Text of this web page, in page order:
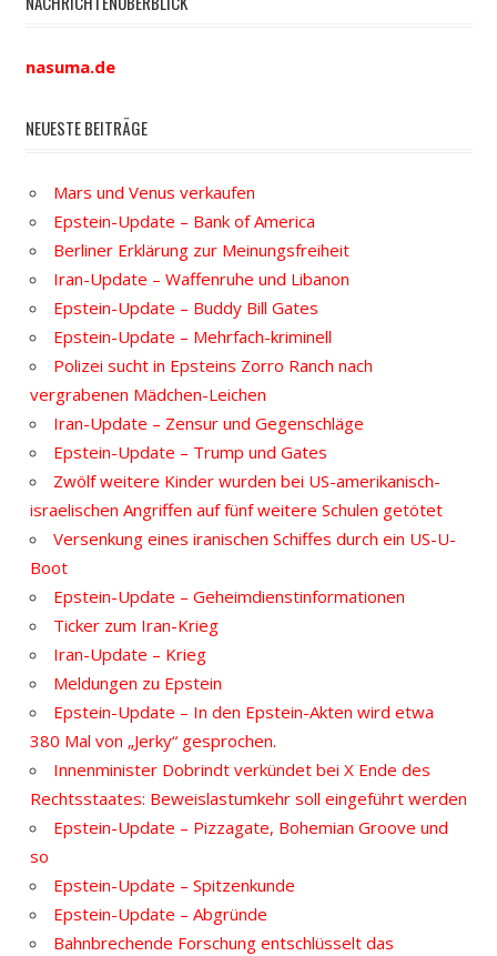
nasuma.de
NEUESTE BEITRÄGE
Mars und Venus verkaufen
Epstein-Update – Bank of America
Berliner Erklärung zur Meinungsfreiheit
Iran-Update – Waffenruhe und Libanon
Epstein-Update – Buddy Bill Gates
Epstein-Update – Mehrfach-kriminell
Polizei sucht in Epsteins Zorro Ranch nach
vergrabenen Mädchen-Leichen
Iran-Update – Zensur und Gegenschläge
Epstein-Update – Trump und Gates
Zwölf weitere Kinder wurden bei US-amerikanisch-
israelischen Angriffen auf fünf weitere Schulen getötet
Versenkung eines iranischen Schiffes durch ein US-U-
Boot
Epstein-Update – Geheimdienstinformationen
Ticker zum Iran-Krieg
Iran-Update – Krieg
Meldungen zu Epstein
Epstein-Update – In den Epstein-Akten wird etwa
380 Mal von „Jerky“ gesprochen.
Innenminister Dobrindt verkündet bei X Ende des
Rechtsstaates: Beweislastumkehr soll eingeführt werden
Epstein-Update – Pizzagate, Bohemian Groove und
so
Epstein-Update – Spitzenkunde
Epstein-Update – Abgründe
Bahnbrechende Forschung entschlüsselt das